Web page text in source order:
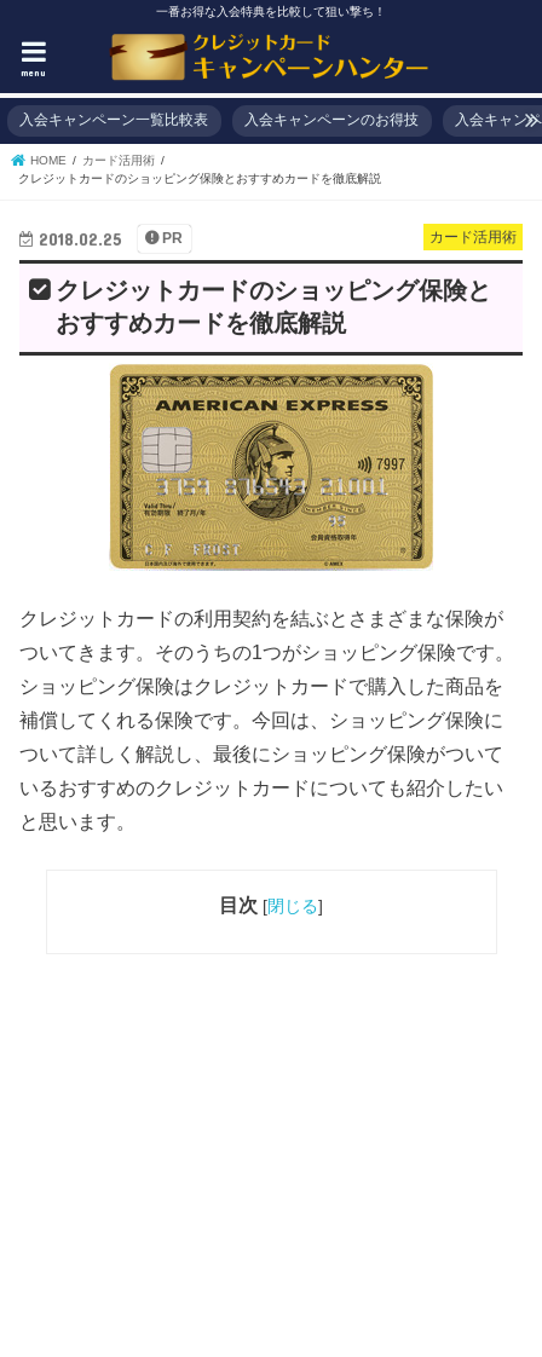
一番お得な入会特典を比較して狙い撃ち！
menu
入会キャンペーン一覧比較表 入会キャンペーンのお得技 入会キャン
HOME
カード活用術
クレジットカードのショッピング保険とおすすめカードを徹底解説
カード活用術
2018.02.25 PR
クレジットカードのショッピング保険と
おすすめカードを徹底解説
クレジットカードの利用契約を結ぶとさまざまな保険が
ついてきます。そのうちの1つがショッピング保険です。
ショッピング保険はクレジットカードで購入した商品を
補償してくれる保険です。今回は、ショッピング保険に
ついて詳しく解説し、最後にショッピング保険がついて
いるおすすめのクレジットカードについても紹介したい
と思います。
目次 [閉じる]